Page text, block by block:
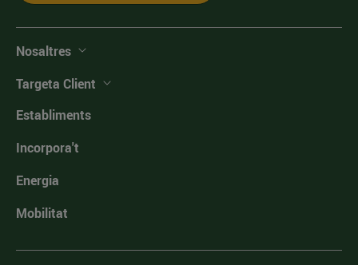
Nosaltres
Targeta Client
Establiments
Incorpora't
Energia
Mobilitat